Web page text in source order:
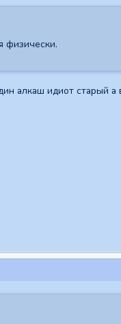
физически.
алкаш идиот старый а